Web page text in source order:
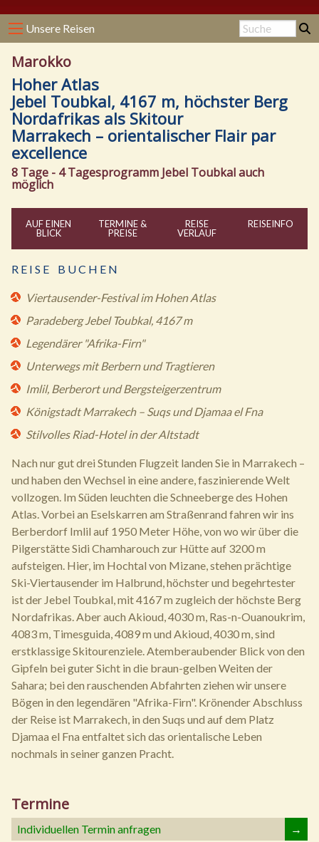
Unsere Reisen
Marokko
Hoher Atlas
Jebel Toubkal, 4167 m, höchster Berg
Nordafrikas als Skitour
Marrakech – orientalischer Flair par
excellence
8 Tage - 4 Tagesprogramm Jebel Toubkal auch
möglich
AUF EINEN
BLICK
TERMINE &
PREISE
REISE
VERLAUF
REISEINFO
R E I S E B U C H E N
Viertausender-Festival im Hohen Atlas
Paradeberg Jebel Toubkal, 4167 m
Legendärer "Afrika-Firn"
Unterwegs mit Berbern und Tragtieren
Imlil, Berberort und Bergsteigerzentrum
Königstadt Marrakech – Suqs und Djamaa el Fna
Stilvolles Riad-Hotel in der Altstadt
Nach nur gut drei Stunden Flugzeit landen Sie in Marrakech –
und haben den Wechsel in eine andere, faszinierende Welt
vollzogen. Im Süden leuchten die Schneeberge des Hohen
Atlas. Vorbei an Eselskarren am Straßenrand fahren wir ins
Berberdorf Imlil auf 1950 Meter Höhe, von wo wir über die
Pilgerstätte Sidi Chamharouch zur Hütte auf 3200 m
aufsteigen. Hier, im Hochtal von Mizane, stehen prächtige
Ski-Viertausender im Halbrund, höchster und begehrtester
ist der Jebel Toubkal, mit 4167 m zugleich der höchste Berg
Nordafrikas. Aber auch Akioud, 4030 m, Ras-n-Ouanoukrim,
4083 m, Timesguida, 4089 m und Akioud, 4030 m, sind
erstklassige Skitourenziele. Atemberaubender Blick von den
Gipfeln bei guter Sicht in die braun-gelben Weiten der
Sahara; bei den rauschenden Abfahrten ziehen wir unsere
Bögen in den legendären "Afrika-Firn". Krönender Abschluss
der Reise ist Marrakech, in den Suqs und auf dem Platz
Djamaa el Fna entfaltet sich das orientalische Leben
nochmals in seiner ganzen Pracht.
Termine
Individuellen Termin anfragen →